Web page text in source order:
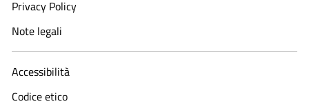
Privacy Policy
Note legali
Accessibilità
Codice etico